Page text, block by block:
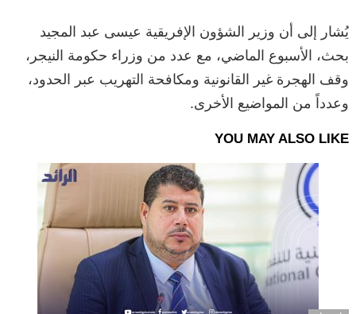
يُشار إلى أن وزير الشؤون الإفريقية عيسى عبد المجيد
بحث، الأسبوع الماضي، مع عدد من وزراء حكومة النيجر،
وقف الهجرة غير القانونية ومكافحة التهريب عبر الحدود،
وعدداً من المواضيع الأخرى.
YOU MAY ALSO LIKE